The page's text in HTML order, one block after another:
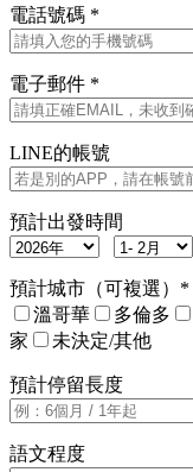
電話號碼 *
電子郵件 *
LINE的帳號
預計出發時間
預計城市（可複選）*
溫哥華
多倫多
家
未決定/其他
預計停留長度
語文程度